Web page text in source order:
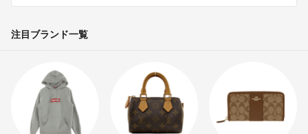
注目ブランド一覧